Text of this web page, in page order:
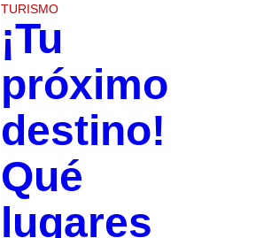
TURISMO
¡Tu
próximo
destino!
Qué
lugares